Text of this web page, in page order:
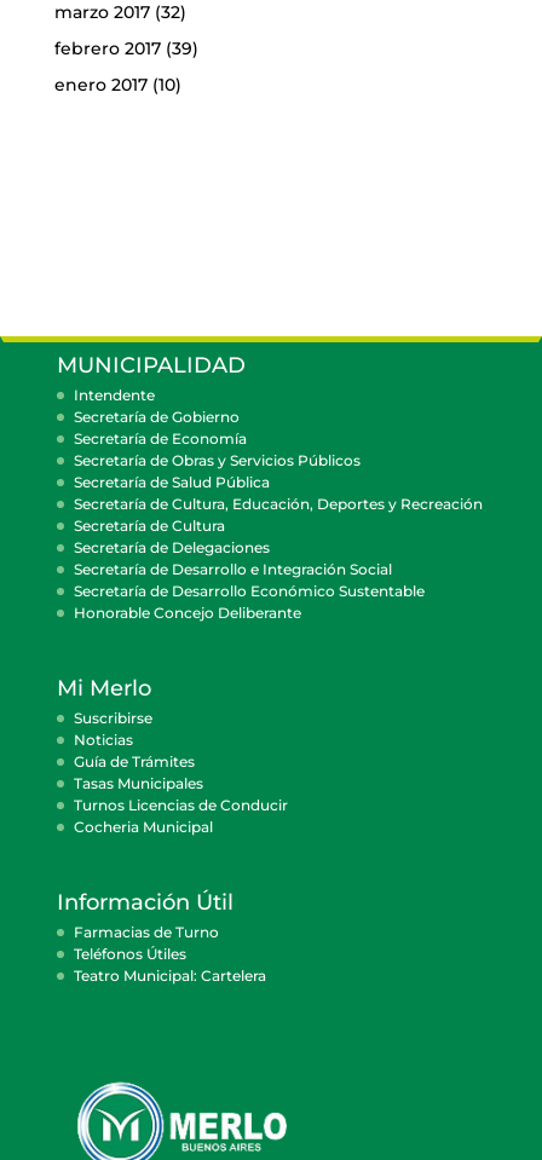
marzo 2017(32)
febrero 2017(39)
enero 2017(10)
MUNICIPALIDAD
Intendente
Secretaría de Gobierno
Secretaría de Economía
Secretaría de Obras y Servicios Públicos
Secretaría de Salud Pública
Secretaría de Cultura, Educación, Deportes y Recreación
Secretaría de Cultura
Secretaría de Delegaciones
Secretaría de Desarrollo e Integración Social
Secretaría de Desarrollo Económico Sustentable
Honorable Concejo Deliberante
Mi Merlo
Suscribirse
Noticias
Guía de Trámites
Tasas Municipales
Turnos Licencias de Conducir
Cocheria Municipal
Información Útil
Farmacias de Turno
Teléfonos Útiles
Teatro Municipal: Cartelera